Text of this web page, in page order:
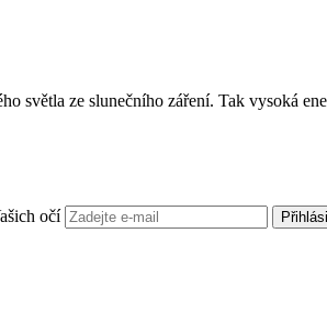
světla ze slunečního záření. Tak vysoká
očí